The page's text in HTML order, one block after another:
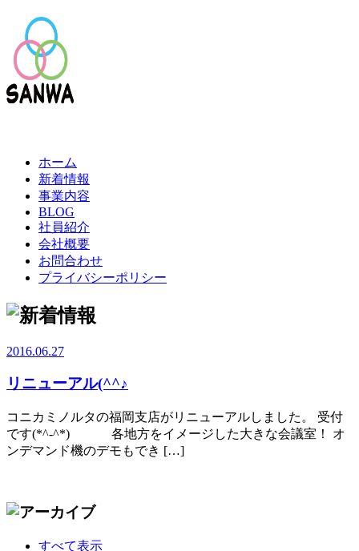
ホーム
新着情報
事業内容
BLOG
社員紹介
会社概要
お問合わせ
プライバシーポリシー
2016.06.27
リニューアル(^^♪
コニカミノルタの福岡支店がリニューアルしました。 受付
です(*^-^*) 各地方をイメージした大きな会議室！ オ
ンデマンド機のデモもでき […]
すべて表示